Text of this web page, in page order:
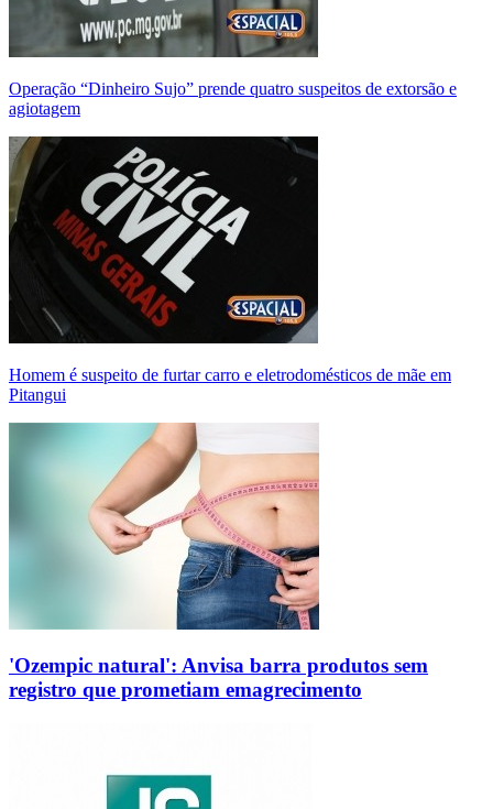
Operação “Dinheiro Sujo” prende quatro suspeitos de extorsão e
agiotagem
Homem é suspeito de furtar carro e eletrodomésticos de mãe em
Pitangui
'Ozempic natural': Anvisa barra produtos sem
registro que prometiam emagrecimento